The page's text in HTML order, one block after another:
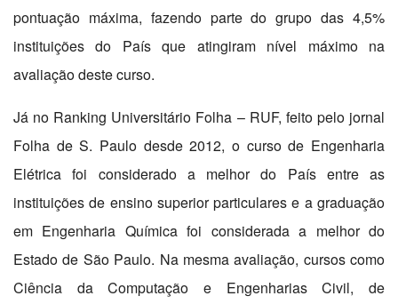
pontuação máxima, fazendo parte do grupo das 4,5%
instituições do País que atingiram nível máximo na
avaliação deste curso.
Já no Ranking Universitário Folha – RUF, feito pelo jornal
Folha de S. Paulo desde 2012, o curso de Engenharia
Elétrica foi considerado a melhor do País entre as
instituições de ensino superior particulares e a graduação
em Engenharia Química foi considerada a melhor do
Estado de São Paulo. Na mesma avaliação, cursos como
Ciência da Computação e Engenharias Civil, de